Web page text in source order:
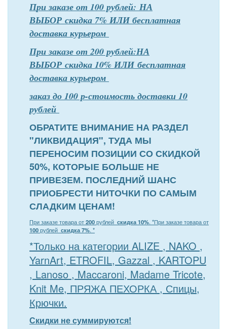
При заказе от 100 рублей: НА
ВЫБОР скидка 7% ИЛИ бесплатная
доставка курьером
При заказе от 200 рублей:НА
ВЫБОР скидка 10% ИЛИ бесплатная
доставка курьером
заказ до 100 р-стоимость доставки 10
рублей
ОБРАТИТЕ ВНИМАНИЕ НА РАЗДЕЛ
"ЛИКВИДАЦИЯ", ТУДА МЫ
ПЕРЕНОСИМ ПОЗИЦИИ СО СКИДКОЙ
50%, КОТОРЫЕ БОЛЬШЕ НЕ
ПРИВЕЗЕМ. ПОСЛЕДНИЙ ШАНС
ПРИОБРЕСТИ НИТОЧКИ ПО САМЫМ
СЛАДКИМ ЦЕНАМ!
При заказе товара от200рублей скидка 10%. *При заказе товара от
100рублей скидка 7%. *
*Только на категории ALIZE , NAKO ,
YarnArt, ETROFIL, Gazzal , KARTOPU
, Lanoso , Maccaroni, Madame Tricote,
Knit Me, ПРЯЖА ПЕХОРКА , Спицы,
Крючки.
Скидки не суммируются!